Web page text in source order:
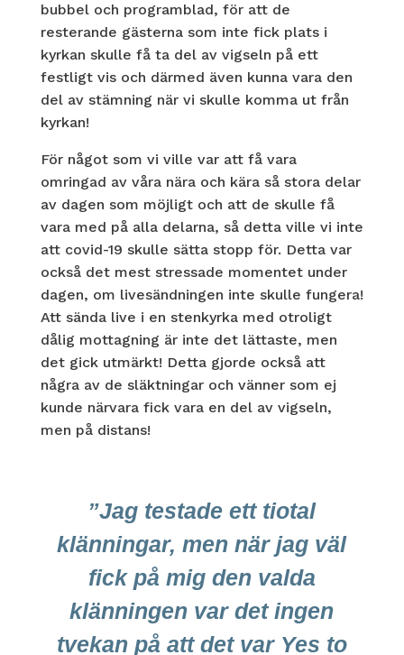
bubbel och programblad, för att de
resterande gästerna som inte fick plats i
kyrkan skulle få ta del av vigseln på ett
festligt vis och därmed även kunna vara den
del av stämning när vi skulle komma ut från
kyrkan!
För något som vi ville var att få vara
omringad av våra nära och kära så stora delar
av dagen som möjligt och att de skulle få
vara med på alla delarna, så detta ville vi inte
att covid-19 skulle sätta stopp för. Detta var
också det mest stressade momentet under
dagen, om livesändningen inte skulle fungera!
Att sända live i en stenkyrka med otroligt
dålig mottagning är inte det lättaste, men
det gick utmärkt! Detta gjorde också att
några av de släktningar och vänner som ej
kunde närvara fick vara en del av vigseln,
men på distans!
”Jag testade ett tiotal
klänningar, men när jag väl
fick på mig den valda
klänningen var det ingen
tvekan på att det var Yes to